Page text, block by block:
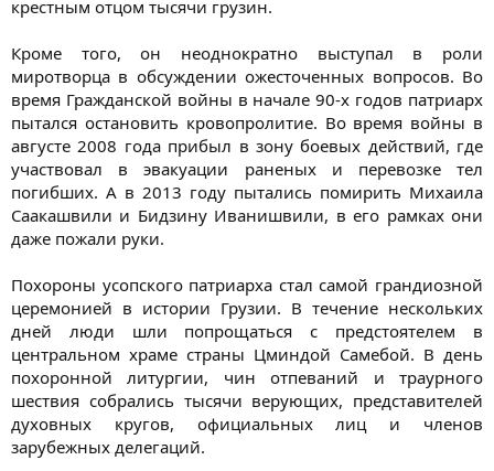
крестным отцом тысячи грузин.
Кроме того, он неоднократно выступал в роли
миротворца в обсуждении ожесточенных вопросов. Во
время Гражданской войны в начале 90-х годов патриарх
пытался остановить кровопролитие. Во время войны в
августе 2008 года прибыл в зону боевых действий, где
участвовал в эвакуации раненых и перевозке тел
погибших. А в 2013 году пытались помирить Михаила
Саакашвили и Бидзину Иванишвили, в его рамках они
даже пожали руки.
Похороны усопского патриарха стал самой грандиозной
церемонией в истории Грузии. В течение нескольких
дней люди шли попрощаться с предстоятелем в
центральном храме страны Цминдой Самебой. В день
похоронной литургии, чин отпеваний и траурного
шествия собрались тысячи верующих, представителей
духовных кругов, официальных лиц и членов
зарубежных делегаций.